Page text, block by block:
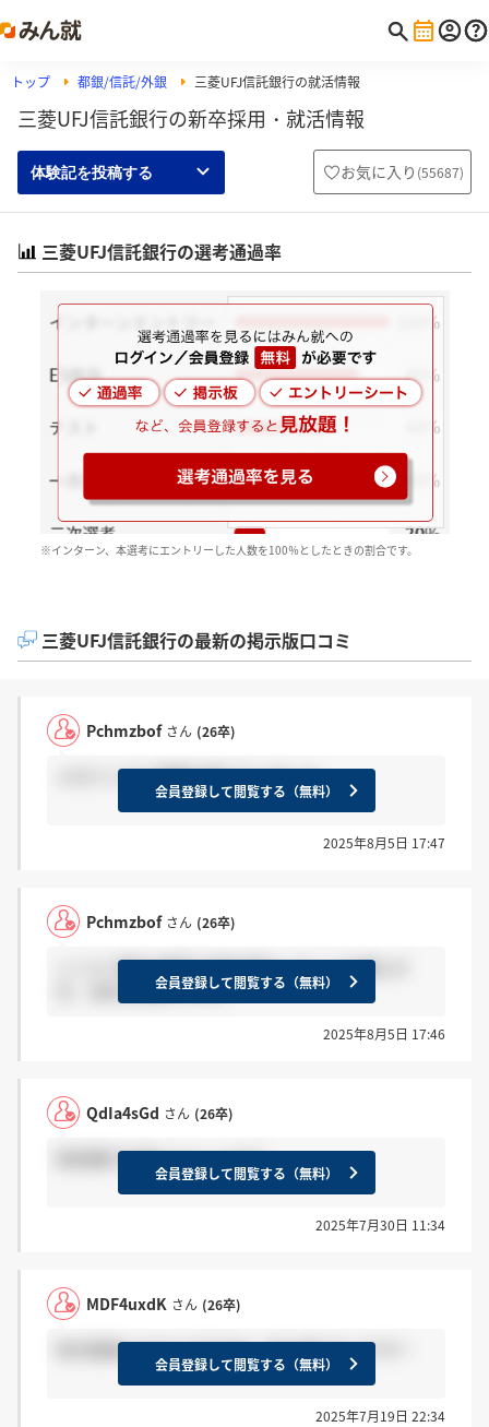
トップ 都銀/信託/外銀 三菱UFJ信託銀行の就活情報
三菱UFJ信託銀行の新卒採用・就活情報
体験記を投稿する お気に入り (55687)
三菱UFJ信託銀行の選考通過率
※インターン、本選考にエントリーした人数を100％としたときの割合です。
三菱UFJ信託銀行の最新の掲示版口コミ
Pchmzbof さん (26卒)
メガバンクと保険を受けていました。
会員登録して閲覧する（無料）
2025年8月5日 17:47
Pchmzbof さん (26卒)
ここと三菱UFJ銀行の両方受かってここを選んだ
方、決め手は何ですか。会員登録して閲覧する（無料）
2025年8月5日 17:46
QdIa4sGd さん (26卒)
信託銀行を選ぶメリットは？
会員登録して閲覧する（無料）
2025年7月30日 11:34
MDF4uxdK さん (26卒)
地方配属になるんですかね…私も知りたいです！
会員登録して閲覧する（無料）
2025年7月19日 22:34